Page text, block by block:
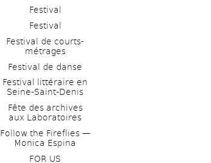
Festival
Festival
Festival de courts-
métrages
Festival de danse
Festival littéraire en
Seine-Saint-Denis
Fête des archives
aux Laboratoires
Follow the Fireflies —
Monica Espina
FOR US